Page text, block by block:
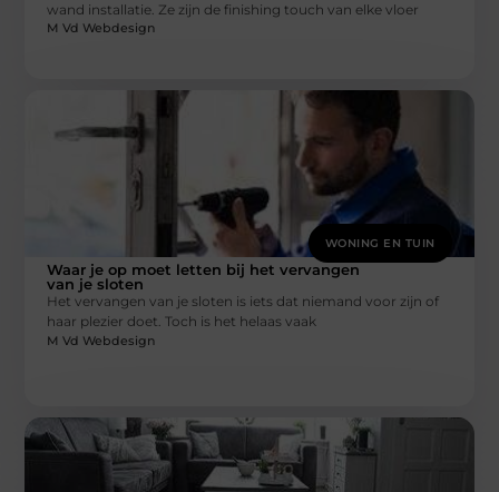
wand installatie. Ze zijn de finishing touch van elke vloer
M Vd Webdesign
WONING EN TUIN
Waar je op moet letten bij het vervangen
van je sloten
Het vervangen van je sloten is iets dat niemand voor zijn of
haar plezier doet. Toch is het helaas vaak
M Vd Webdesign